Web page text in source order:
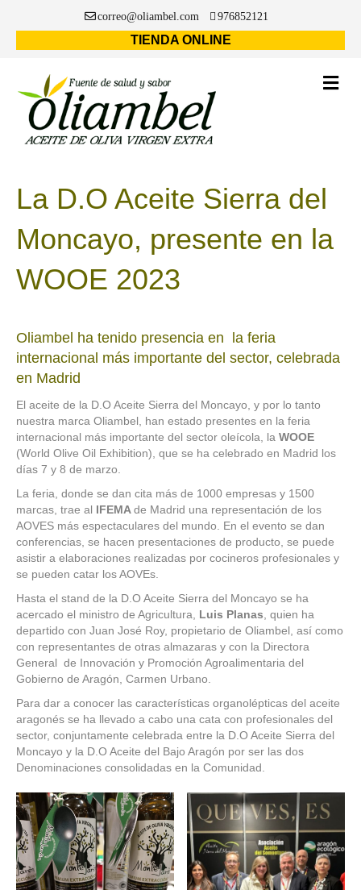
correo@oliambel.com 976852121
TIENDA ONLINE
La D.O Aceite Sierra del
Moncayo, presente en la
WOOE 2023
Oliambel ha tenido presencia en la feria
internacional más importante del sector, celebrada
en Madrid
El aceite de la D.O Aceite Sierra del Moncayo, y por lo tanto
nuestra marca Oliambel, han estado presentes en la feria
internacional más importante del sector oleícola, la WOOE
(World Olive Oil Exhibition), que se ha celebrado en Madrid los
días 7 y 8 de marzo.
La feria, donde se dan cita más de 1000 empresas y 1500
marcas, trae al IFEMAde Madrid una representación de los
AOVES más espectaculares del mundo. En el evento se dan
conferencias, se hacen presentaciones de producto, se puede
asistir a elaboraciones realizadas por cocineros profesionales y
se pueden catar los AOVEs.
Hasta el stand de la D.O Aceite Sierra del Moncayo se ha
acercado el ministro de Agricultura, Luis Planas , quien ha
departido con Juan José Roy, propietario de Oliambel, así como
con representantes de otras almazaras y con la Directora
General de Innovación y Promoción Agroalimentaria del
Gobierno de Aragón, Carmen Urbano.
Para dar a conocer las características organolépticas del aceite
aragonés se ha llevado a cabo una cata con profesionales del
sector, conjuntamente celebrada entre la D.O Aceite Sierra del
Moncayo y la D.O Aceite del Bajo Aragón por ser las dos
Denominaciones consolidadas en la Comunidad.